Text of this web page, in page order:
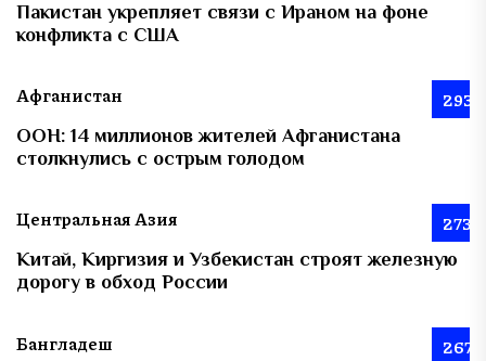
Пакистан укрепляет связи с Ираном на фоне
конфликта с США
Афганистан 293
ООН: 14 миллионов жителей Афганистана
столкнулись с острым голодом
Центральная Азия 273
Китай, Киргизия и Узбекистан строят железную
дорогу в обход России
Бангладеш 267